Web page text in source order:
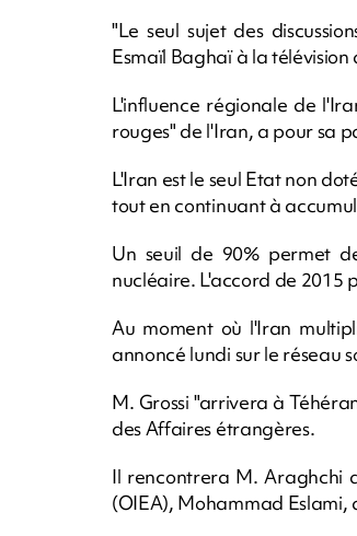
"Le seul sujet des
Esmaïl Baghaï à la télévision
L'influence régionale de
rouges" de l'Iran, a pour sa
L'Iran est le seul Etat non
tout en continuant à
Un seuil de 90% permet
nucléaire. L'accord de 2015
Au moment où l'Iran
annoncé lundi sur le réseau
M. Grossi "arrivera à
des Affaires étrangères.
Il rencontrera M. Araghchi
(OIEA), Mohammad Eslami,